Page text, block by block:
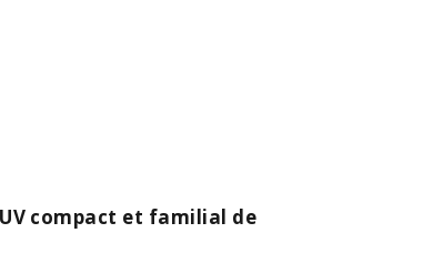
compact et familial de